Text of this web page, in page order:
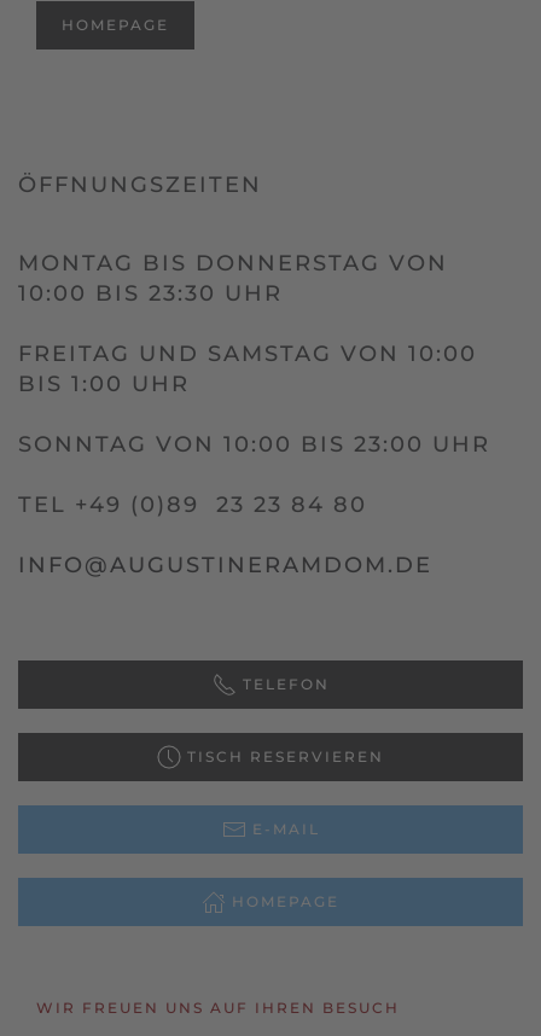
HOMEPAGE
ÖFFNUNGSZEITEN
MONTAG BIS DONNERSTAG VON
10:00 BIS 23:30 UHR
FREITAG UND SAMSTAG VON 10:00
BIS 1:00 UHR
SONNTAG VON 10:00 BIS 23:00 UHR
TEL +49 (0)89 23 23 84 80
INFO@AUGUSTINERAMDOM.DE
TELEFON
TISCH RESERVIEREN
E-MAIL
HOMEPAGE
WIR FREUEN UNS AUF IHREN BESUCH